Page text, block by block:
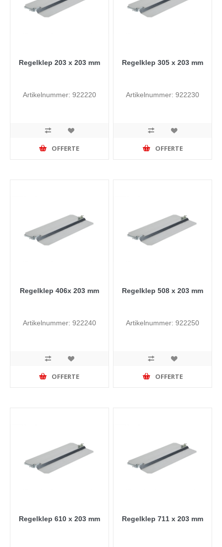
Regelklep 203 x 203 mm
Artikelnummer: 922220
OFFERTE
Regelklep 305 x 203 mm
Artikelnummer: 922230
OFFERTE
Regelklep 406x 203 mm
Artikelnummer: 922240
OFFERTE
Regelklep 508 x 203 mm
Artikelnummer: 922250
OFFERTE
Regelklep 610 x 203 mm Regelklep 711 x 203 mm